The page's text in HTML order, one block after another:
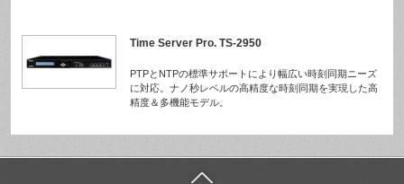
Time Server Pro. TS-2950
PTPとNTPの標準サポートにより幅広い時刻同期ニーズ
に対応。ナノ秒レベルの高精度な時刻同期を実現した高
精度＆多機能モデル。